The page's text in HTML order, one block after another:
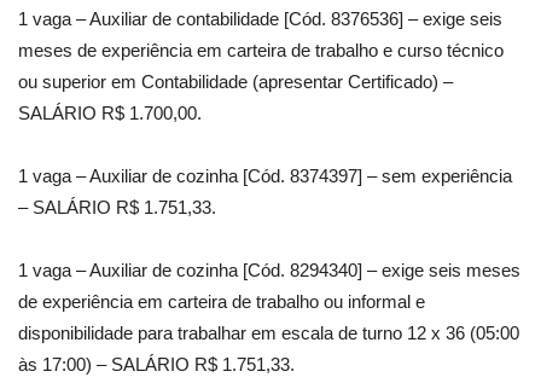
1 vaga – Auxiliar de contabilidade [Cód. 8376536] – exige seis
meses de experiência em carteira de trabalho e curso técnico
ou superior em Contabilidade (apresentar Certificado) –
SALÁRIO R$ 1.700,00.
1 vaga – Auxiliar de cozinha [Cód. 8374397] – sem experiência
– SALÁRIO R$ 1.751,33.
1 vaga – Auxiliar de cozinha [Cód. 8294340] – exige seis meses
de experiência em carteira de trabalho ou informal e
disponibilidade para trabalhar em escala de turno 12 x 36 (05:00
às 17:00) – SALÁRIO R$ 1.751,33.